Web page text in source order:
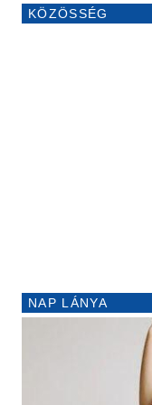
KÖZÖSSÉG
NAP LÁNYA